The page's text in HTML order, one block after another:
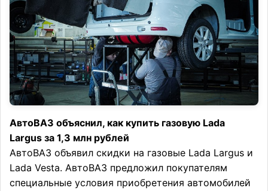
АвтоВАЗ объяснил, как купить газовую Lada
Largus за 1,3 млн рублей
АвтоВАЗ объявил скидки на газовые Lada Largus и
Lada Vesta. АвтоВАЗ предложил покупателям
специальные условия приобретения автомобилей